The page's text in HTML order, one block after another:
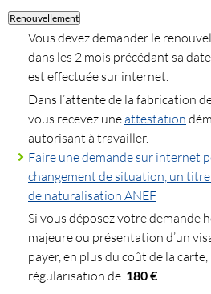
Renouvellement
Vous devez demander le
dans les 2 mois précédant sa
est effectuée sur internet.
Dans l’attente de la fabrication
vous recevez uneattestation
autorisant à travailler.
Faire une demande sur internet
changement de situation, un
de naturalisation ANEF
Si vous déposez votre demande
majeure ou présentation d’un
payer, en plus du coût de la
régularisation de 180 €